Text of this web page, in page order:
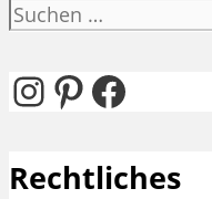
Suchen
Instagram
Pinterest
Rechtliches